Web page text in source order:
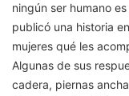
ningún ser humano
publicó una historia
mujeres qué les
Algunas de sus
cadera, piernas